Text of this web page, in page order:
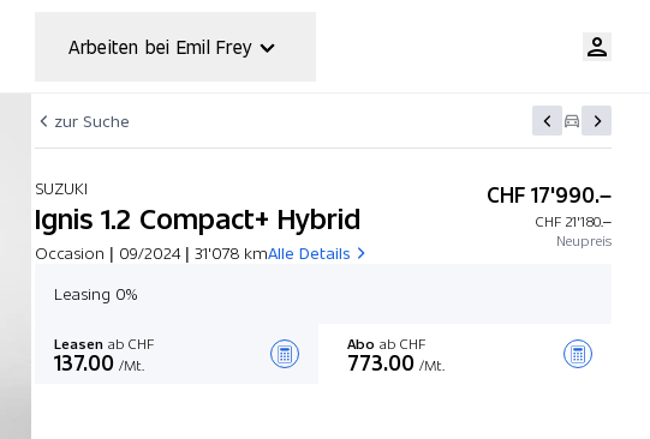
Arbeiten bei Emil Frey
zur Suche
SUZUKI
Ignis 1.2 Compact+ Hybrid
Occasion | 09/2024 | 31'078 kmAlle Details
CHF 17'990.–
CHF 21'180.–
Neupreis
Leasing 0%
Leasen ab CHF
137.00 /Mt.
Abo ab CHF
773.00 /Mt.